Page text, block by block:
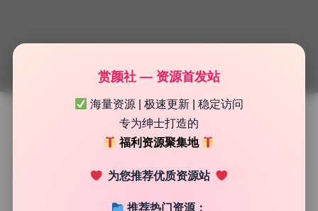
赏颜社 — 资源首发站
海量资源 | 极速更新 | 稳定访问
专为绅士打造的
福利资源聚集地
为您推荐优质资源站
推荐热门资源：